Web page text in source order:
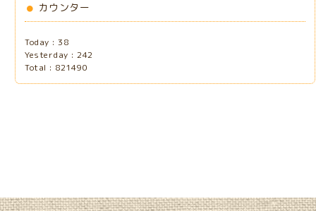
カウンター
Today :38
Yesterday :242
Total : 821490